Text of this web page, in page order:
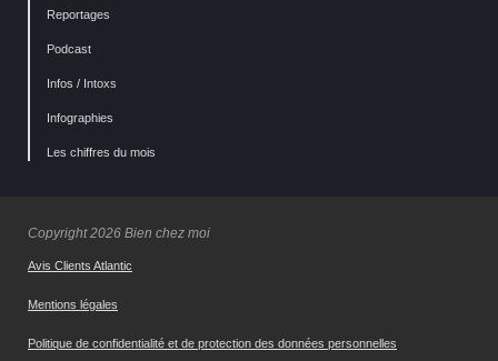
Reportages
Podcast
Infos / Intoxs
Infographies
Les chiffres du mois
Copyright 2026 Bien chez moi
Avis Clients Atlantic
Mentions légales
Politique de confidentialité et de protection des données personnelles